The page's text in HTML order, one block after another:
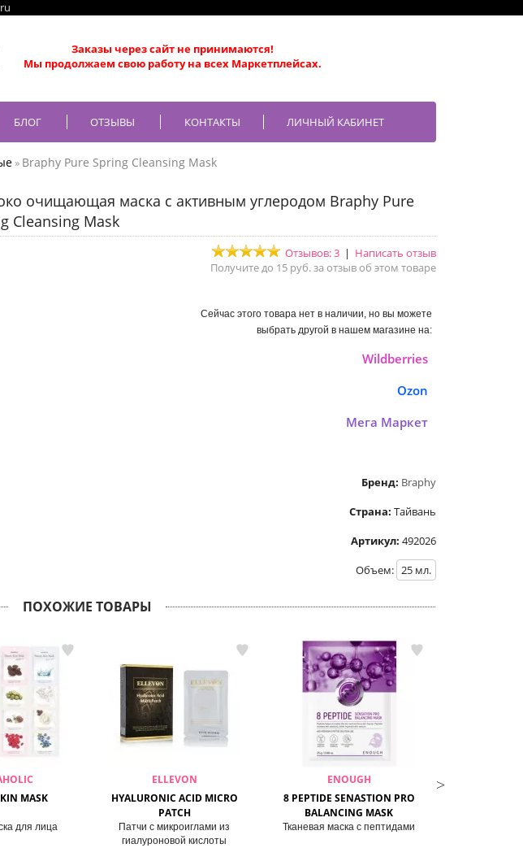
Заказы через сайт не принимаются!
Мы продолжаем свою работу на всех Маркетплейсах.
БЛОГ ОТЗЫВЫ КОНТАКТЫ ЛИЧНЫЙ КАБИНЕТ
» Braphy Pure Spring Cleansing Mask
очищающая маска с активным углеродом Braphy Pure
Cleansing Mask
Отзывов: 3 | Написать отзыв
Получите до 15 руб. за отзыв об этом товаре
Сейчас этого товара нет в наличии, но вы можете
выбрать другой в нашем магазине на:
Wildberries
Ozon
Мега Маркет
Бренд: Braphy
Страна: Тайвань
Артикул: 492026
Объем: 25 мл.
ПОХОЖИЕ ТОВАРЫ
MASK
для лица
ELLEVON
HYALURONIC ACID MICRO
PATCH
Патчи с микроиглами из
гиалуроновой кислоты
ENOUGH
8 PEPTIDE SENASTION PRO
BALANCING MASK
Тканевая маска с пептидами